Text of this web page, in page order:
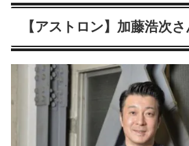
【アストロン】加藤浩次